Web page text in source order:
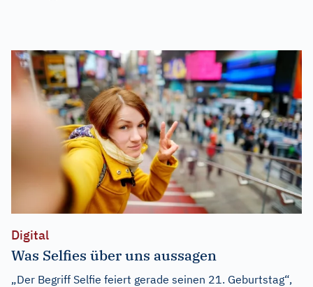
Digital
Was Selfies über uns aussagen
„Der Begriff Selfie feiert gerade seinen 21. Geburtstag“,